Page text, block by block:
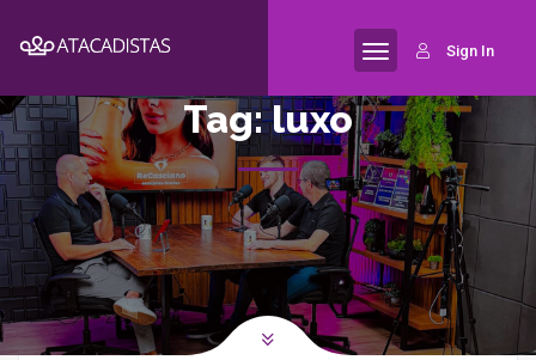
Sign In
Tag:luxo